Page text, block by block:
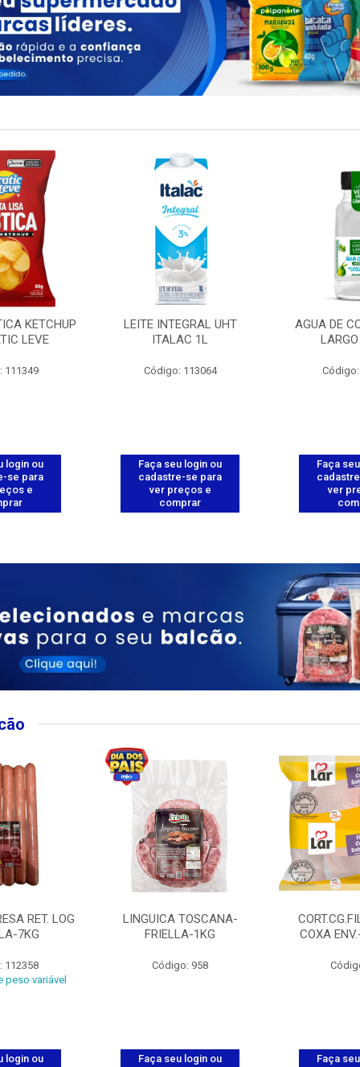
KETCHUP
LEVE
111349
login ou
se para
e
LEITE INTEGRAL UHT
ITALAC 1L
Código: 113064
Faça seu login ou
cadastre-se para
ver preços e
comprar
AGUA DE
Código:
Faça
ver
RET. LOG
7KG
112358
peso variável
login ou
LINGUICA TOSCANA-
FRIELLA-1KG
Código: 958
Faça seu login ou
COXA
Faça